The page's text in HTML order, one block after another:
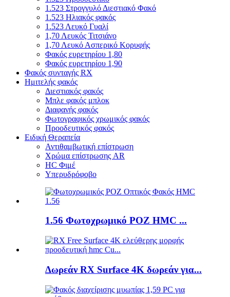
1.523 Στρογγυλό Διεστιακό Φακό
1.523 Ηλιακός φακός
1.523 Λευκό Γυαλί
1,70 Λευκός Τιτσιάνο
1,70 Λευκό Ασπερικό Κορυφής
Φακός ευρετηρίου 1,80
Φακός ευρετηρίου 1,90
Φακός συνταγής RX
Ημιτελής φακός
Διεστιακός φακός
Μπλε φακός μπλοκ
Διαφανής φακός
Φωτογραφικός χρωμικός φακός
Προοδευτικός φακός
Ειδική Θεραπεία
Αντιθαμβωτική επίστρωση
Χρώμα επίστρωσης AR
HC Φιμέ
Υπερυδρόφοβο
1.56 Φωτοχρωμικό ΡΟΖ HMC ...
Δωρεάν RX Surface 4K δωρεάν για...